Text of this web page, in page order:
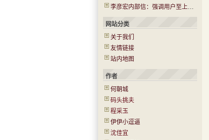
李彦宏内部信：强调用户至上 牺牲收入在所不惜
网站分类
关于我们
友情链接
站内地图
作者
何朝城
码头挑夫
程采玉
伊伊小逗逼
沈佳宜